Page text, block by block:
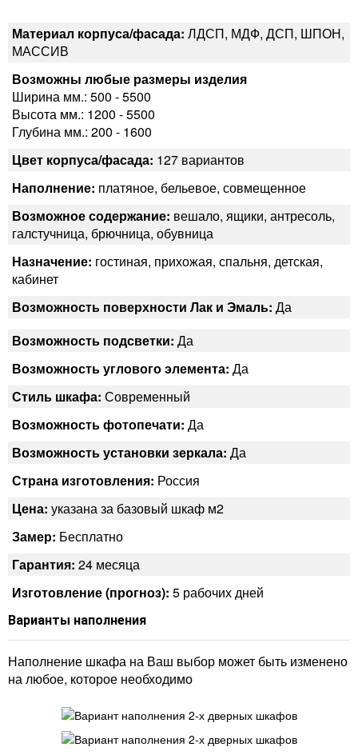
Материал корпуса/фасада: ЛДСП, МДФ, ДСП, ШПОН,
МАССИВ
Возможны любые размеры изделия
Ширина мм.: 500 - 5500
Высота мм.: 1200 - 5500
Глубина мм.: 200 - 1600
Цвет корпуса/фасада: 127 вариантов
Наполнение: платяное, бельевое, совмещенное
Возможное содержание: вешало, ящики, антресоль,
галстучница, брючница, обувница
Назначение: гостиная, прихожая, спальня, детская,
кабинет
Возможность поверхности Лак и Эмаль: Да
Возможность подсветки: Да
Возможность углового элемента: Да
Стиль шкафа: Современный
Возможность фотопечати: Да
Возможность установки зеркала: Да
Страна изготовления: Россия
Цена: указана за базовый шкаф м2
Замер: Бесплатно
Гарантия: 24 месяца
Изготовление (прогноз): 5 рабочих дней
Варианты наполнения
Наполнение шкафа на Ваш выбор может быть изменено
на любое, которое необходимо